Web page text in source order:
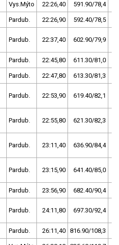
Vys.Mýto 22:26,40 591.90/78,4
Pardub. 22:26,90 592.40/78,5
Pardub. 22:37,40 602.90/79,9
Pardub. 22:45,80 611.30/81,0
Pardub. 22:47,80 613.30/81,3
Pardub. 22:53,90 619.40/82,1
Pardub. 22:55,80 621.30/82,3
Pardub. 23:11,40 636.90/84,4
Pardub. 23:15,90 641.40/85,0
Pardub. 23:56,90 682.40/90,4
Pardub. 24:11,80 697.30/92,4
Pardub. 26:11,40 816.90/108,3